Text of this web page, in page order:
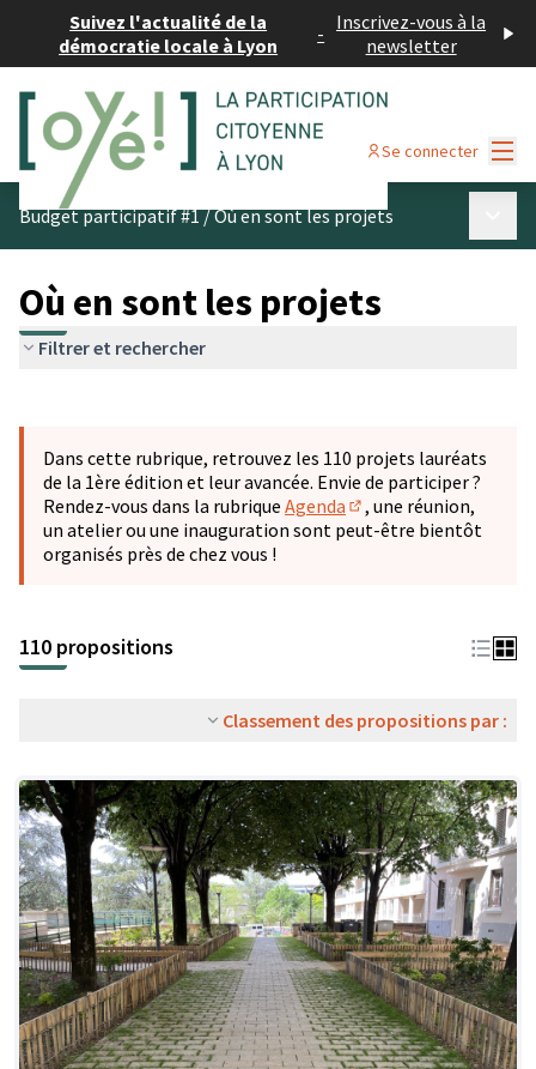
Suivez l'actualité de la
démocratie locale à Lyon
- Inscrivez-vous à la
newsletter
Se connecter
Budget participatif #1/Où en sont les projets
Où en sont les projets
Filtrer et rechercher
−
Dans cette rubrique, retrouvez les 110 projets lauréats
de la 1ère édition et leur avancée. Envie de participer ?
Rendez-vous dans la rubrique Agenda
(S'ouvre dans un
, une réunion,
un atelier ou une inauguration sont peut-être bientôt
organisés près de chez vous !
110 propositions
Classement des propositions par :